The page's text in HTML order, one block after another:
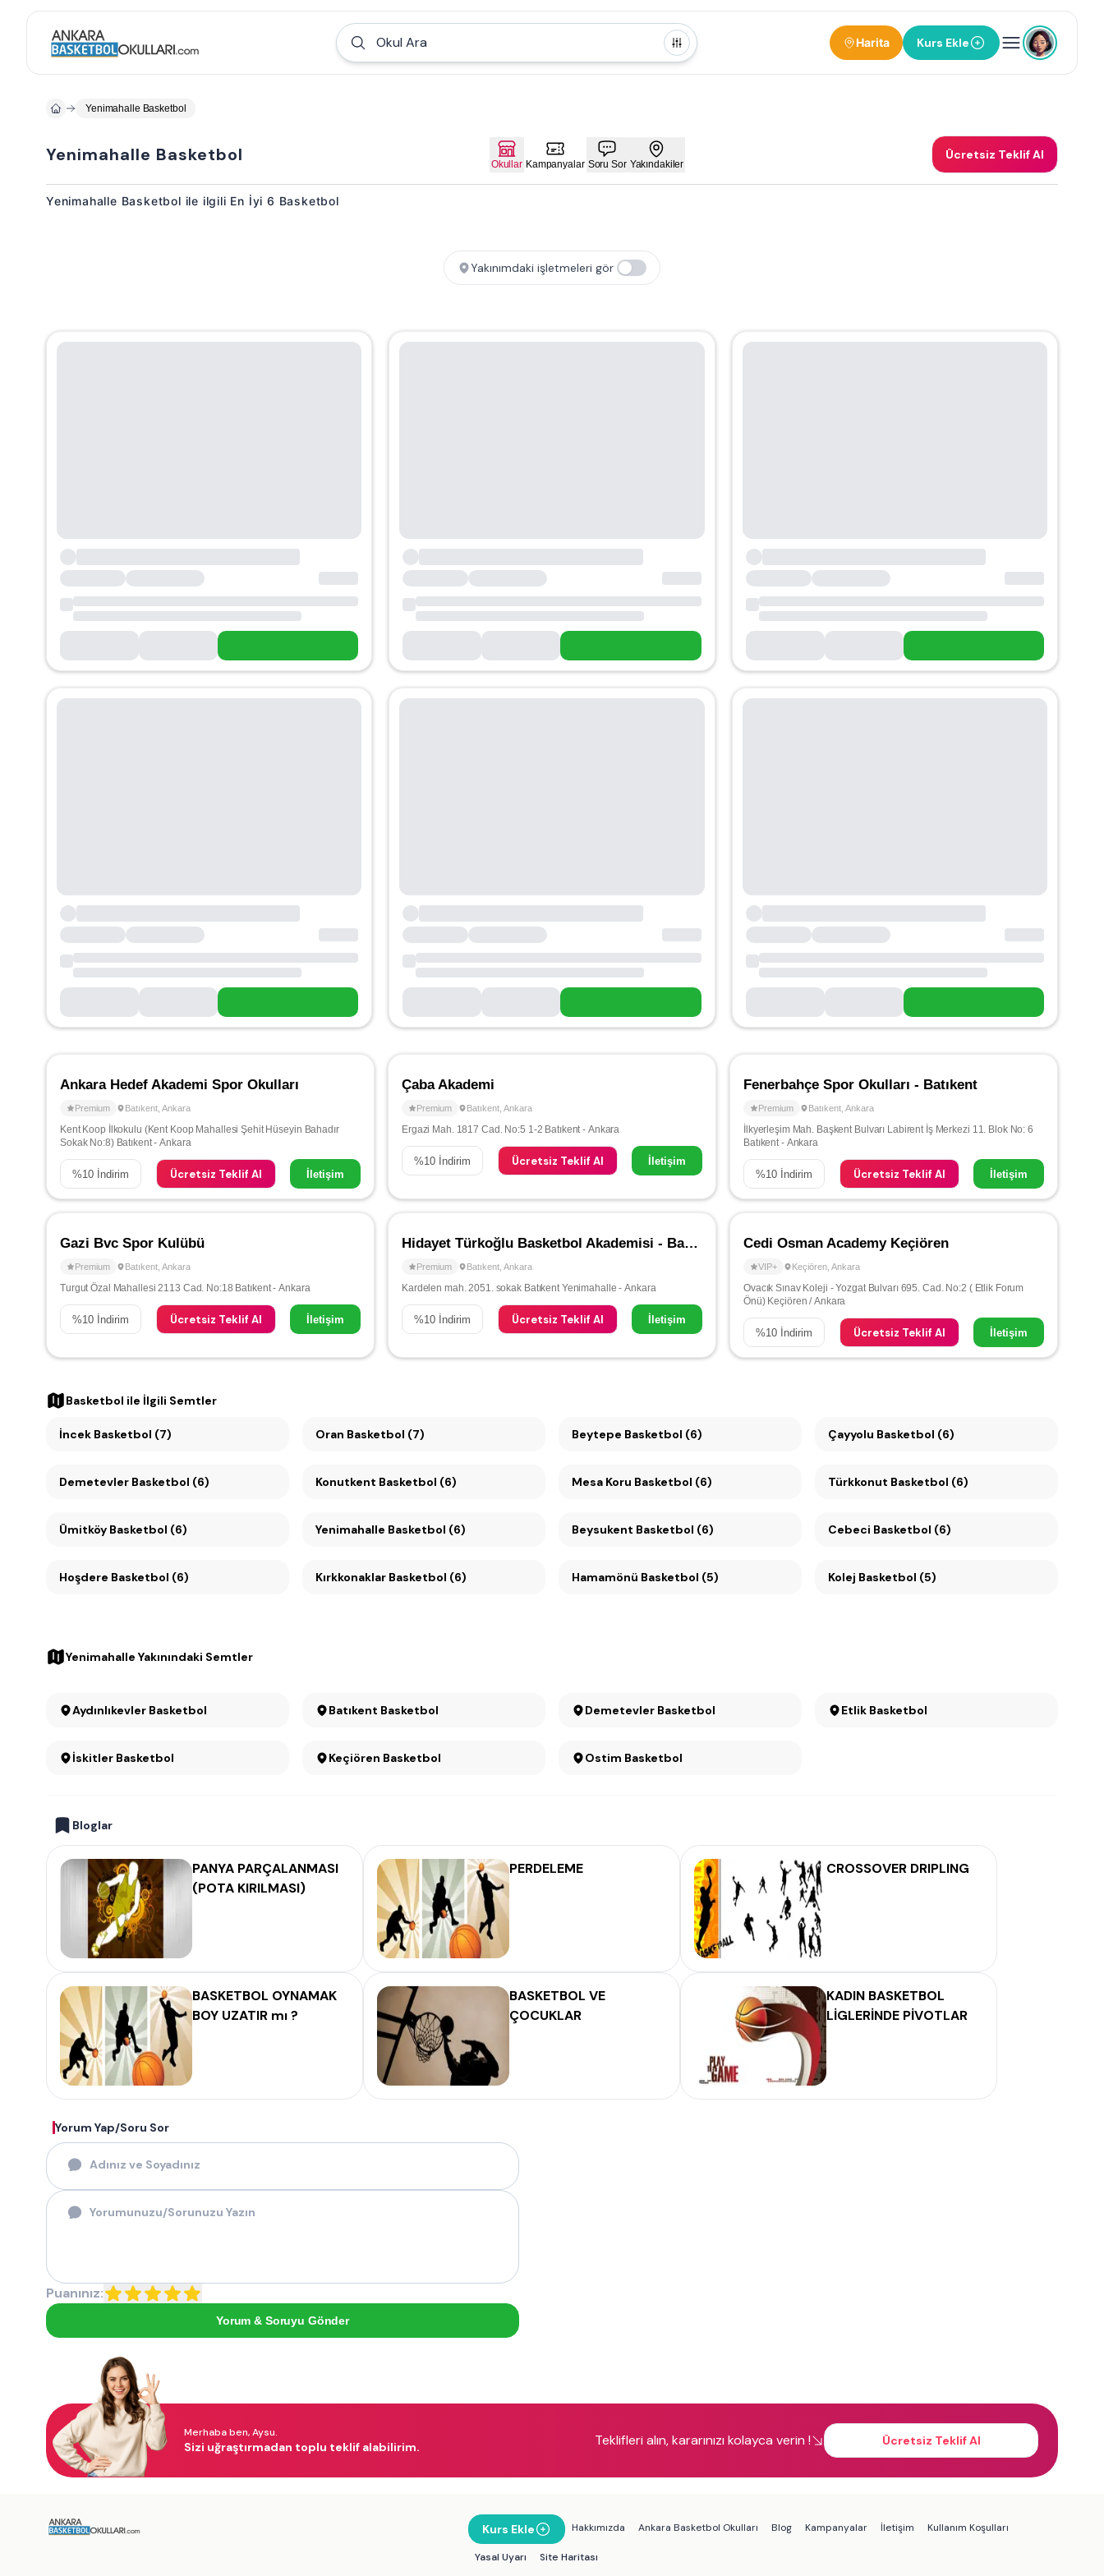
Okul Ara Harita Kurs Ekle
Yenimahalle Basketbol
Yenimahalle Basketbol Okullar Kampanyalar Soru Sor Yakındakiler
Ücretsiz Teklif Al
Yenimahalle Basketbol ile ilgili En İyi 6 Basketbol
Yakınımdaki işletmeleri gör
Ankara Hedef Akademi Spor Okulları
Premium Batıkent Ankara
Kent Koop İlkokulu (Kent Koop Mahallesi Şehit Hüseyin Bahadır
Sokak No:8) Batıkent - Ankara
%10 İndirim Ücretsiz Teklif Al İletişim
Çaba Akademi
Premium Batıkent Ankara
Ergazi Mah. 1817 Cad. No:5 1-2 Batıkent - Ankara
%10 İndirim Ücretsiz Teklif Al İletişim
Fenerbahçe Spor Okulları - Batıkent
Premium Batıkent Ankara
İlkyerleşim Mah. Başkent Bulvarı Labirent İş Merkezi 11. Blok No: 6
Batıkent - Ankara
%10 İndirim Ücretsiz Teklif Al İletişim
Gazi Bvc Spor Kulübü
Premium Batıkent Ankara
Turgut Özal Mahallesi 2113 Cad. No:18 Batıkent - Ankara
%10 İndirim Ücretsiz Teklif Al İletişim
Hidayet Türkoğlu Basketbol Akademisi - Batıkent
Premium Batıkent Ankara
Kardelen mah. 2051. sokak Batıkent Yenimahalle - Ankara
%10 İndirim Ücretsiz Teklif Al İletişim
Cedi Osman Academy Keçiören
VIP+ Keçiören Ankara
Ovacık Sınav Koleji - Yozgat Bulvarı 695. Cad. No:2 ( Etlik Forum
Önü) Keçiören / Ankara
%10 İndirim Ücretsiz Teklif Al İletişim
Basketbol ile İlgili Semtler
İncek Basketbol (7) Oran Basketbol (7) Beytepe Basketbol (6) Çayyolu Basketbol (6)
Demetevler Basketbol (6) Konutkent Basketbol (6) Mesa Koru Basketbol (6) Türkkonut Basketbol (6)
Ümitköy Basketbol (6) Yenimahalle Basketbol (6) Beysukent Basketbol (6) Cebeci Basketbol (6)
Hoşdere Basketbol (6) Kırkkonaklar Basketbol (6) Hamamönü Basketbol (5) Kolej Basketbol (5)
Yenimahalle Yakınındaki Semtler
Aydınlıkevler Basketbol Batıkent Basketbol Demetevler Basketbol Etlik Basketbol
İskitler Basketbol Keçiören Basketbol Ostim Basketbol
Bloglar
PANYA PARÇALANMASI
(POTA KIRILMASI)
PERDELEME CROSSOVER DRIPLING
BASKETBOL OYNAMAK
BOY UZATIR mı ?
BASKETBOL VE
ÇOCUKLAR
KADIN BASKETBOL
LİGLERİNDE PİVOTLAR
Yorum Yap/Soru Sor
Puanınız:
Yorum & Soruyu Gönder
Merhaba ben, Aysu.
Sizi uğraştırmadan toplu teklif alabilirim. Teklifleri alın, kararınızı kolayca verin ! Ücretsiz Teklif Al
Kurs Ekle Hakkımızda Ankara Basketbol Okulları Blog Kampanyalar İletişim Kullanım Koşulları
Yasal Uyarı Site Haritası